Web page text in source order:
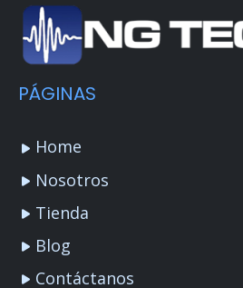
PÁGINAS
Home
Nosotros
Tienda
Blog
Contáctanos